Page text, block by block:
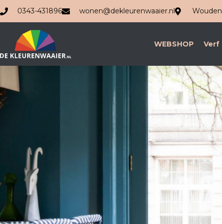
0343-431896 wonen@dekleurenwaaier.nl
WEBSHOP Verf